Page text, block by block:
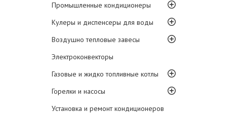
Промышленные кондиционеры
Кулеры и диспенсеры для воды
Воздушно тепловые завесы
Электроконвекторы
Газовые и жидко топливные котлы
Горелки и насосы
Установка и ремонт кондиционеров